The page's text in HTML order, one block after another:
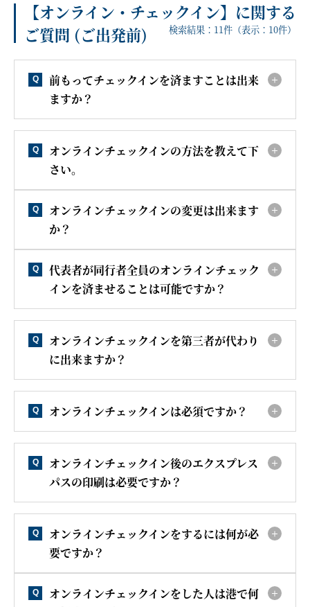
トピックス パンフレット
ご予約後の流れ お問い合わせ
よくあるご質問
【オンライン・チェックイン】に関する
ご質問 (ご出発前)
検索結果： 11件（表示： 10件）
Q
前もってチェックインを済ますことは出来
ますか？
Q
オンラインチェックインの方法を教えて下
さい。
Q
オンラインチェックインの変更は出来ます
か？
Q
代表者が同行者全員のオンラインチェック
インを済ませることは可能ですか？
Q
オンラインチェックインを第三者が代わり
に出来ますか？
Q オンラインチェックインは必須ですか？
Q
オンラインチェックイン後のエクスプレス
パスの印刷は必要ですか？
Q
オンラインチェックインをするには何が必
要ですか？
Q
オンラインチェックインをした人は港で何